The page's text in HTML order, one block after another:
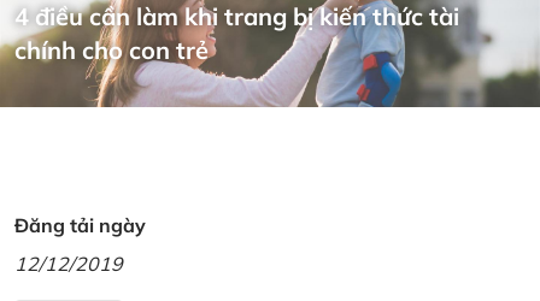
4 điều cần làm khi trang bị kiến thức tài
chính cho con trẻ
Đăng tải ngày
12/12/2019